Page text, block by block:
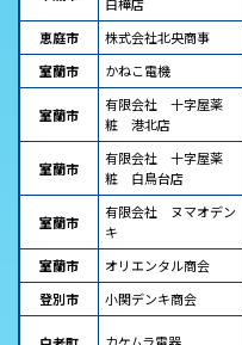
白樺店
恵庭市 株式会社北央商事
室蘭市 かねこ電機
室蘭市
有限会社 十字屋薬
粧 港北店
室蘭市
有限会社 十字屋薬
粧 白鳥台店
室蘭市
有限会社 ヌマオデン
キ
室蘭市 オリエンタル商会
登別市 小関デンキ商会